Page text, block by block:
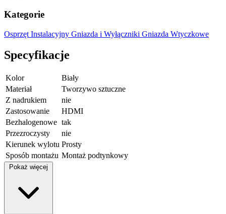
Kategorie
Osprzęt Instalacyjny Gniazda i Wyłączniki Gniazda Wtyczkowe
Specyfikacje
Kolor
Biały
Materiał
Tworzywo sztuczne
Z nadrukiem
nie
Zastosowanie
HDMI
Bezhalogenowe tak
Przezroczysty
nie
Kierunek wylotu Prosty
Sposób montażu Montaż podtynkowy
Pokaż więcej